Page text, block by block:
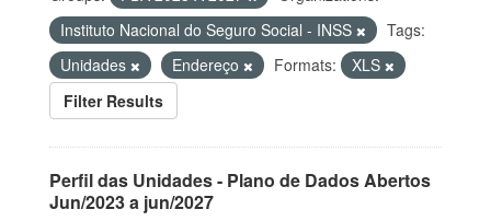
Instituto Nacional do Seguro Social - INSS
Tags:
Unidades
Endereço Formats:
XLS
Filter Results
Perfil das Unidades - Plano de Dados Abertos
Jun/2023 a jun/2027